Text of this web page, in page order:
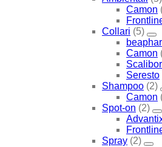
Camon
Collari (5)
beaphar
Camon
Scalibor
Seresto
Shampoo (2)
Camon
Spot-on (2)
Spray (2)